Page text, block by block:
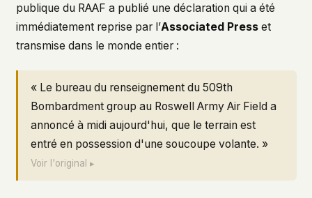
publique du RAAF a publié une déclaration qui a été
immédiatement reprise par l’Associated Presset
transmise dans le monde entier :
« Le bureau du renseignement du 509th
Bombardment group au Roswell Army Air Field a
annoncé à midi aujourd'hui, que le terrain est
entré en possession d'une soucoupe volante. »
Voir l'original ▸